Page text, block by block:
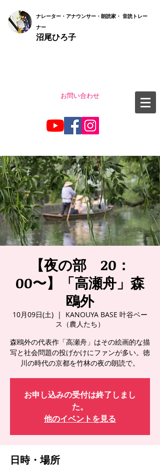
ナレーター・アナウンサー・朗読家・ 音読トレー
ナー
沼尾ひろ子
お問い合わせ
【夜の部 20：
00〜】「高瀬舟」森
鴎外
10月09日(土)
  |
KANOUYA BASE 叶谷ベー
ス（農人たち）
森鴎外の代表作「高瀬舟」はその絵画的な描
写と社会問題の投げかけにファンが多い。徳
川の時代の京都を竹林の夜の朗読で。
お申し込みの受付は終了しまし
た。
他のイベントを見る
日時・場所